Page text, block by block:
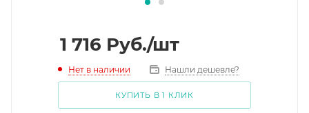
1 716 Руб./шт
Нет в наличии Нашли дешевле?
КУПИТЬ В 1 КЛИК